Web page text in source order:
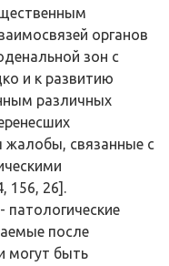
органов
зон с
и к развитию
различных
жалобы, связанные с
156, 26].
патологические
после
могут быть